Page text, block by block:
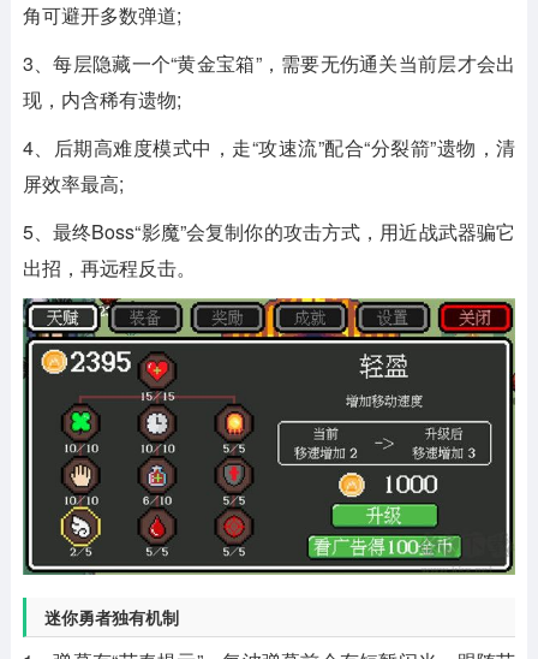
角可避开多数弹道;
3、每层隐藏一个“黄金宝箱”，需要无伤通关当前层才会出
现，内含稀有遗物;
4、后期高难度模式中，走“攻速流”配合“分裂箭”遗物，清
屏效率最高;
5、最终Boss“影魔”会复制你的攻击方式，用近战武器骗它
出招，再远程反击。
迷你勇者独有机制